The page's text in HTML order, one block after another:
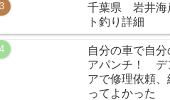
千葉県 岩井海
ト釣り詳細
自分の車で自分
アパンチ！ デ
アで修理依頼、
ってよかった